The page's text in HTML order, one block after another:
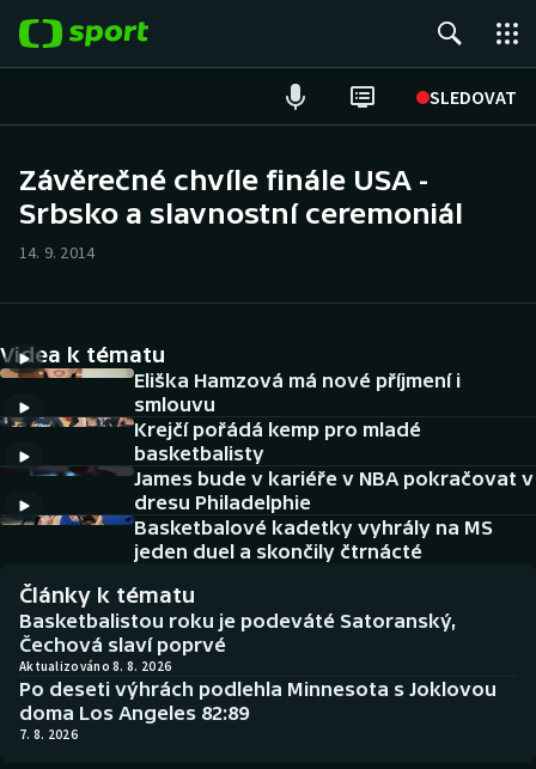
SLEDOVAT
Hokej
Cyklistika
DALŠÍ SPORTY
Americký fotbal
Baseball a softbal
Basketbal
Biatlon
Boby a skeleton
NEPŘEHLÉDNĚTE
Historické návraty
Aplikace ČT sport
AZ kvíz
Závěrečné chvíle finále USA -
Srbsko a slavnostní ceremoniál
14. 9. 2014
Videa k tématu
Eliška Hamzová má nové příjmení i
smlouvu
Krejčí pořádá kemp pro mladé
basketbalisty
James bude v kariéře v NBA pokračovat v
dresu Philadelphie
Basketbalové kadetky vyhrály na MS
jeden duel a skončily čtrnácté
Články k tématu
Basketbalistou roku je podeváté Satoranský,
Čechová slaví poprvé
Aktualizováno 8. 8. 2026
Po deseti výhrách podlehla Minnesota s Joklovou
doma Los Angeles 82:89
7. 8. 2026